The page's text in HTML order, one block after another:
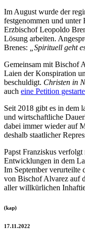
Im August wurde der
festgenommen und unter
Erzbischof Leopoldo
Lösung arbeiten.
Brenes:
„Spirituell geht
Gemeinsam mit Bischof
Laien der Konspiration
beschuldigt. Christen in
auch eine Petition
Seit 2018 gibt es in dem
und wirtschaftliche
dabei immer wieder auf
deshalb staatlicher
Papst Franziskus
Entwicklungen in dem
Im September verurteilte
von Bischof Alvarez auf
aller willkürlichen
(kap)
17.11.2022